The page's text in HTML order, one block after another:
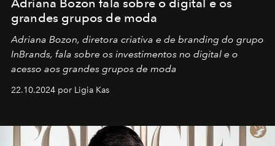
Adriana Bozon fala sobre o digital e os
grandes grupos de moda
Adriana Bozon, diretora criativa e de branding do grupo
InBrands, fala sobre os investimentos no digital e o
acesso aos grandes grupos de moda
22.10.2024 por Ligia Kas